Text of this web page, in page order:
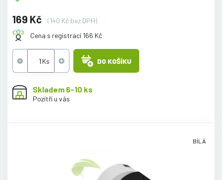
169 Kč
(140 Kč bez DPH)
Cena s registrací 166 Kč
DO KOŠÍKU
Skladem 6-10 ks
Pozítří u vás
BÍLÁ